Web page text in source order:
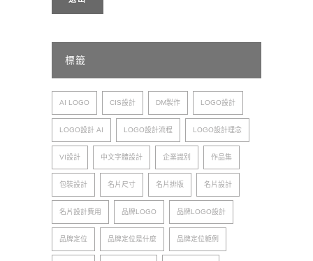
標籤
AI LOGO CIS設計 DM製作 LOGO設計
LOGO設計 AI LOGO設計流程 LOGO設計理念
VI設計 中文字體設計 企業識別 作品集
包裝設計 名片尺寸 名片排版 名片設計
名片設計費用 品牌LOGO 品牌LOGO設計
品牌定位 品牌定位是什麼 品牌定位範例